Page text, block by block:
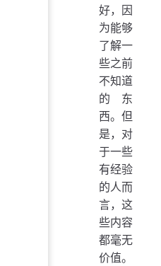
好，因
为能够
了解一
些之前
不知道
的东
西。但
是，对
于一些
有经验
的人而
言，这
些内容
都毫无
价值。